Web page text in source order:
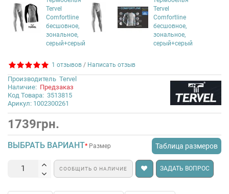
1 отзывов / Написать отзыв
Производитель Tervel
Наличие: Предзаказ
Код Товара: 3513815
Арикул: 1002300261
1739грн.
ВЫБРАТЬ ВАРИАНТ Таблица размеров
Размер
СООБЩИТЬ О НАЛИЧИЕ ЗАДАТЬ ВОПРОС